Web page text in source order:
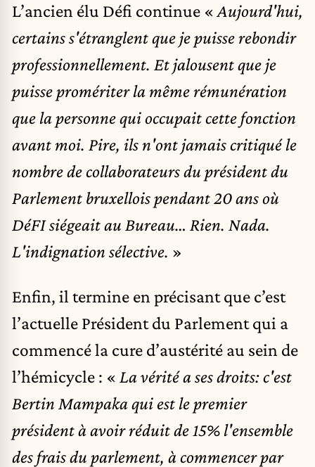
L’ancien élu Défi continue « Aujourd'hui,
certains s'étranglent que je puisse rebondir
professionnellement. Et jalousent que je
puisse promériterla même rémunération
que la personne qui occupait cette fonction
avant moi. Pire, ils n'ont jamais critiqué le
nombre de collaborateurs du président du
Parlement bruxellois pendant 20 ans où
DéFI siégeait au Bureau… Rien. Nada.
L'indignation sélective. »
Enfin, il termine en précisant que c’est
l’actuelle Président du Parlement qui a
commencé la cure d’austérité au sein de
l’hémicycle : « La vérité a ses droits: c'est
Bertin Mampaka qui est le premier
président à avoir réduit de 15% l'ensemble
des frais du parlement, à commencer par